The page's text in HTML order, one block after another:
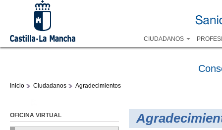
CIUDADANOS
Inicio Ciudadanos Agradecimientos
OFICINA VIRTUAL